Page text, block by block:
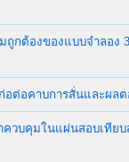
ถูกต้องของแบบจำลอง
อต่อคาบการสั่นและผล
ควบคุมในแผ่นสอบเทีย